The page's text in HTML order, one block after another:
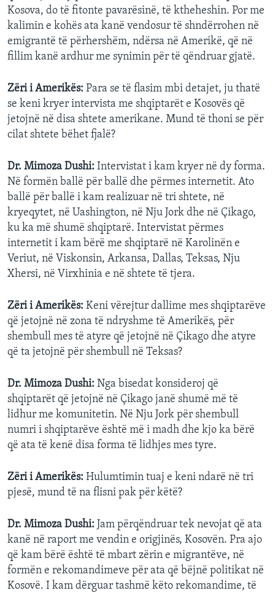
Kosova, do të fitonte pavarësinë, të ktheheshin. Por me
kalimin e kohës ata kanë vendosur të shndërrohen në
emigrantë të përhershëm, ndërsa në Amerikë, që në
fillim kanë ardhur me synimin për të qëndruar gjatë.
Zëri i Amerikës: Para se të flasim mbi detajet, ju thatë
se keni kryer intervista me shqiptarët e Kosovës që
jetojnë në disa shtete amerikane. Mund të thoni se për
cilat shtete bëhet fjalë?
Dr. Mimoza Dushi: Intervistat i kam kryer në dy forma.
Në formën ballë për ballë dhe përmes internetit. Ato
ballë për ballë i kam realizuar në tri shtete, në
kryeqytet, në Uashington, në Nju Jork dhe në Çikago,
ku ka më shumë shqiptarë. Intervistat përmes
internetit i kam bërë me shqiptarë në Karolinën e
Veriut, në Viskonsin, Arkansa, Dallas, Teksas, Nju
Xhersi, në Virxhinia e në shtete të tjera.
Zëri i Amerikës: Keni vërejtur dallime mes shqiptarëve
që jetojnë në zona të ndryshme të Amerikës, për
shembull mes të atyre që jetojnë në Çikago dhe atyre
që ta jetojnë për shembull në Teksas?
Dr. Mimoza Dushi: Nga bisedat konsideroj që
shqiptarët që jetojnë në Çikago janë shumë më të
lidhur me komunitetin. Në Nju Jork për shembull
numri i shqiptarëve është më i madh dhe kjo ka bërë
që ata të kenë disa forma të lidhjes mes tyre.
Zëri i Amerikës: Hulumtimin tuaj e keni ndarë në tri
pjesë, mund të na flisni pak për këtë?
Dr. Mimoza Dushi: Jam përqëndruar tek nevojat që ata
kanë në raport me vendin e origjinës, Kosovën. Pra ajo
që kam bërë është të mbart zërin e migrantëve, në
formën e rekomandimeve për ata që bëjnë politikat në
Kosovë. I kam dërguar tashmë këto rekomandime, të